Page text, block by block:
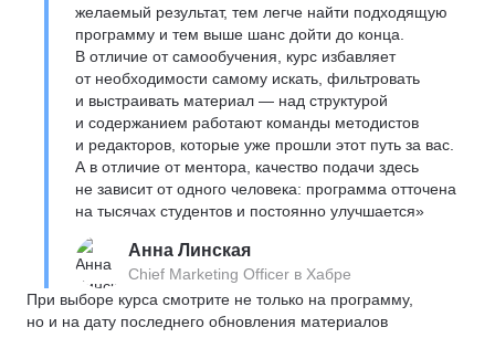
желаемый результат, тем легче найти подходящую
программу и тем выше шанс дойти до конца.
В отличие от самообучения, курс избавляет
от необходимости самому искать, фильтровать
и выстраивать материал — над структурой
и содержанием работают команды методистов
и редакторов, которые уже прошли этот путь за вас.
А в отличие от ментора, качество подачи здесь
не зависит от одного человека: программа отточена
на тысячах студентов и постоянно улучшается»
Анна Линская
Chief Marketing Officer в Хабре
При выборе курса смотрите не только на программу,
но и на дату последнего обновления материалов